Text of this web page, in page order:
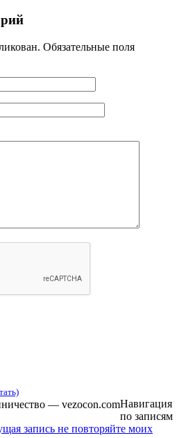
Обязательные поля
— vezocon.comНавигация
по записям
запись не повторяйте моих